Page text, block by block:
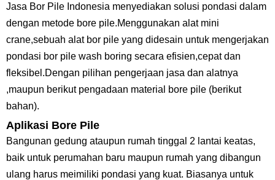
Jasa Bor Pile Indonesia menyediakan solusi pondasi dalam
dengan metode bore pile.Menggunakan alat mini
crane,sebuah alat bor pile yang didesain untuk mengerjakan
pondasi bor pile wash boring secara efisien,cepat dan
fleksibel.Dengan pilihan pengerjaan jasa dan alatnya
,maupun berikut pengadaan material bore pile (berikut
bahan).
Aplikasi Bore Pile
Bangunan gedung ataupun rumah tinggal 2 lantai keatas,
baik untuk perumahan baru maupun rumah yang dibangun
ulang harus meimiliki pondasi yang kuat. Biasanya untuk